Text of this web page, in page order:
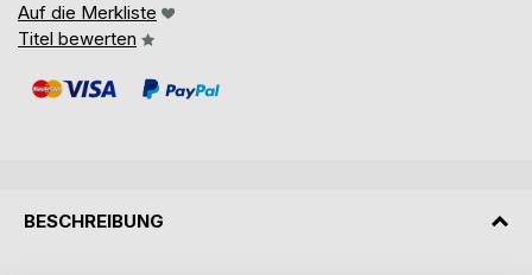
Auf die Merkliste
Titel bewerten
BESCHREIBUNG